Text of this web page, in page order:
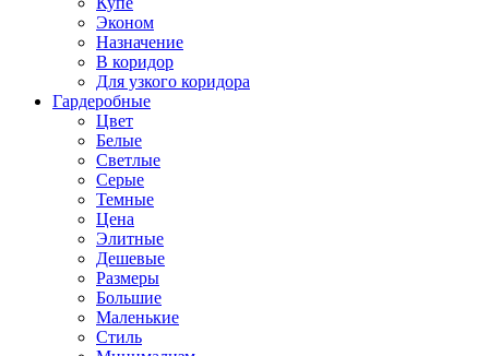
Эконом
Назначение
В коридор
Для узкого коридора
Гардеробные
Цвет
Белые
Светлые
Серые
Темные
Цена
Элитные
Дешевые
Размеры
Большие
Маленькие
Стиль